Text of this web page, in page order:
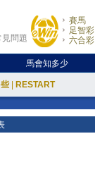
見問題
賽馬
足智彩
六合彩
馬會知多少
RESTART